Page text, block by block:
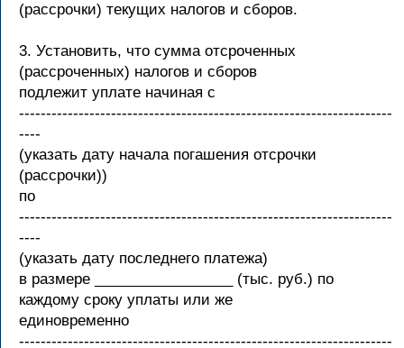
(рассрочки) текущих налогов и сборов.
3. Установить, что сумма отсроченных
(рассроченных) налогов и сборов
подлежит уплате начиная с
---------------------------------------------------------------------
----
(указать дату начала погашения отсрочки
(рассрочки))
по
---------------------------------------------------------------------
----
(указать дату последнего платежа)
в размере _________________ (тыс. руб.) по
каждому сроку уплаты или же
единовременно
---------------------------------------------------------------------